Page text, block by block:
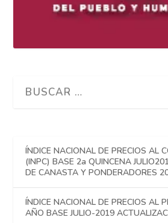
ÍNDICE NACIONAL DE PRECIOS AL
(INPC) BASE 2a QUINCENA
DE CANASTA Y PONDERADORES
ÍNDICE NACIONAL DE PRECIOS AL
AÑO BASE JULIO-2019